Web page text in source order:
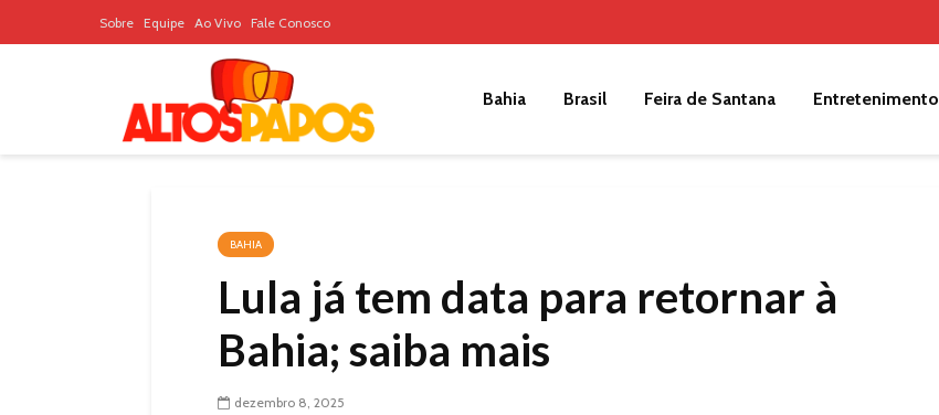
Sobre Equipe Ao Vivo Fale Conosco
Bahia Brasil Feira de Santana Entretenimento
BAHIA
Lula já tem data para retornar à
Bahia; saiba mais
dezembro 8, 2025